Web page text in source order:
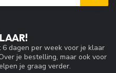
dagen per week voor je klaar
je bestelling, maar ook voor
je graag verder.